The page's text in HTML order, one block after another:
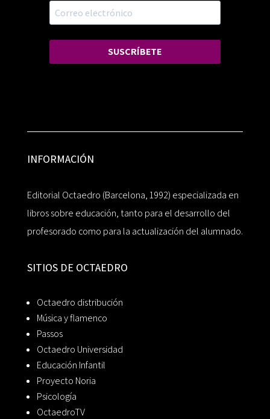
SUSCRÍBETE
INFORMACIÓN
Editorial Octaedro (Barcelona, 1992) especializada en
libros sobre educación, tanto para el desarrollo del
profesorado como para la actualización del alumnado.
SITIOS DE OCTAEDRO
Octaedro distribución
Música y flamenco
Passos
Octaedro Universidad
Educación Infantil
Proyecto Noria
Psicología
OctaedroTV